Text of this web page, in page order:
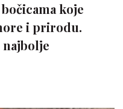
koje
i prirodu.